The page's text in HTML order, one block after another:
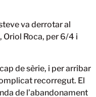
va derrotar al
Roca, per 6/4 i
de sèrie, i per arribar
recorregut. El
de l’abandonament